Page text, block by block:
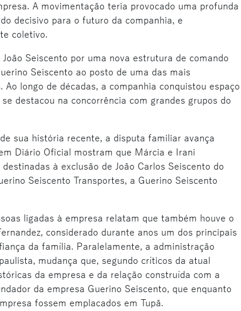
A movimentação teria provocado uma profunda
decisivo para o futuro da companhia, e
coletivo.
Seiscento por uma nova estrutura de comando
Seiscento ao posto de uma das mais
longo de décadas, a companhia conquistou espaço
destacou na concorrência com grandes grupos do
sua história recente, a disputa familiar avança
Diário Oficial mostram que Márcia e Irani
à exclusão de João Carlos Seiscento do
Seiscento Transportes, a Guerino Seiscento
ligadas à empresa relatam que também houve o
considerado durante anos um dos principais
da família. Paralelamente, a administração
mudança que, segundo críticos da atual
da empresa e da relação construída com a
da empresa Guerino Seiscento, que enquanto
fossem emplacados em Tupã.